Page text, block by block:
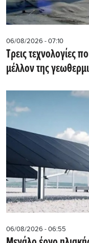
06/08/2026 - 07:10
Τρεις τεχνολογίες
μέλλον της
06/08/2026 - 06:55